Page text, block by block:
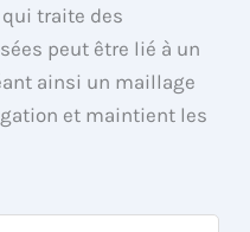
traite des
peut être lié à un
ainsi un maillage
et maintient les